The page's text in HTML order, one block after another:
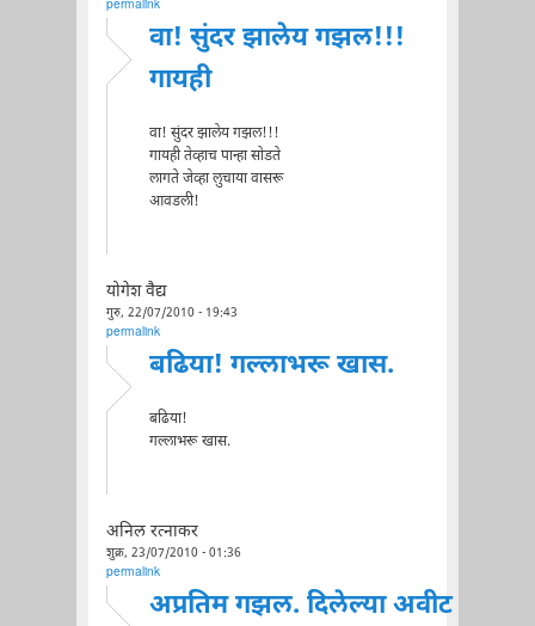
permalink
वा! सुंदर झालेय गझल!!!
गायही
वा! सुंदर झालेय गझल!!!
गायही तेव्हाच पान्हा सोडते
लागते जेव्हा लुचाया वासरू
आवडली!
योगेश वैद्य
गुरु, 22/07/2010 - 19:43
permalink
बढिया! गल्लाभरू खास.
बढिया!
गल्लाभरू खास.
अनिल रत्नाकर
शुक्र, 23/07/2010 - 01:36
permalink
अप्रतिम गझल. दिलेल्या अवीट